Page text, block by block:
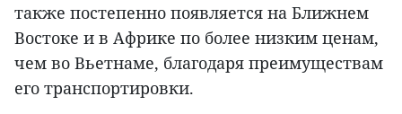
также постепенно появляется на Ближнем
Востоке и в Африке по более низким ценам,
чем во Вьетнаме, благодаря преимуществам
его транспортировки.